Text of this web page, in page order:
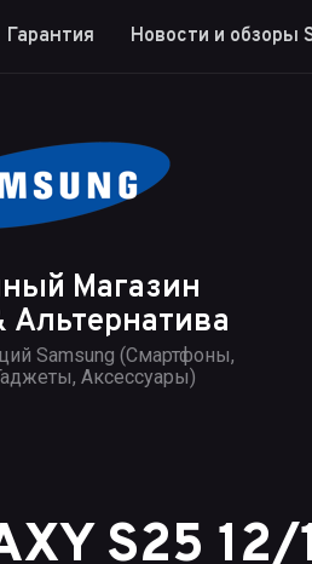
Гарантия Новости и обзоры
Магазин
Альтернатива
Samsung (Смартфоны,
Аксессуары)
S25 12/